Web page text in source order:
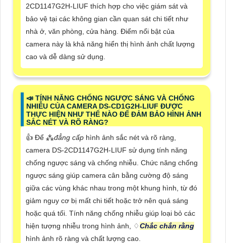
2CD1147G2H-LIUF thích hợp cho việc giám sát và
bảo vệ tại các không gian cần quan sát chi tiết như
nhà ở, văn phòng, cửa hàng. Điểm nổi bật của
camera này là khả năng hiển thị hình ảnh chất lượng
cao và dễ dàng sử dụng.
📣 TÍNH NĂNG CHỐNG NGƯỢC SÁNG VÀ CHỐNG
NHIỄU CỦA CAMERA DS-CD1G2H-LIUF ĐƯỢC
THỰC HIỆN NHƯ THẾ NÀO ĐỂ ĐẢM BẢO HÌNH ẢNH
SẮC NÉT VÀ RÕ RÀNG?
👍 Để ⁂đẳng cấp hình ảnh sắc nét và rõ ràng,
camera DS-2CD1147G2H-LIUF sử dụng tính năng
chống ngược sáng và chống nhiễu. Chức năng chống
ngược sáng giúp camera cân bằng cường độ sáng
giữa các vùng khác nhau trong một khung hình, từ đó
giảm nguy cơ bị mất chi tiết hoặc trở nên quá sáng
hoặc quá tối. Tính năng chống nhiễu giúp loại bỏ các
hiện tượng nhiễu trong hình ảnh, ♢Chắc chắn rằng
hình ảnh rõ ràng và chất lượng cao.